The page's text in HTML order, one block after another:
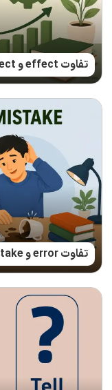
تفاوت effect و affect چیست؟
تفاوت error و mistake چیست؟